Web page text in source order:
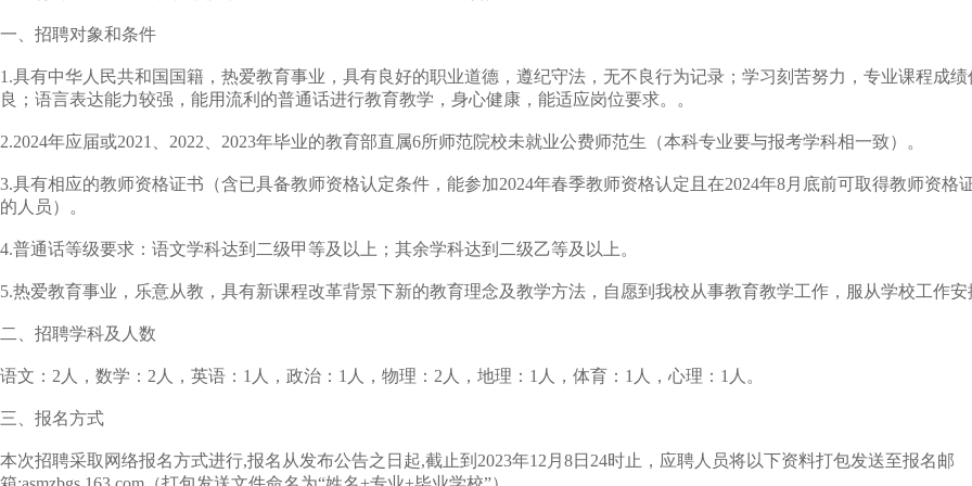
一、招聘对象和条件
1.具有中华人民共和国国籍，热爱教育事业，具有良好的职业道德，遵纪守法，无不良行为记录；学习刻苦努力，专业课程成绩
良；语言表达能力较强，能用流利的普通话进行教育教学，身心健康，能适应岗位要求。。
2.2024年应届或2021、2022、2023年毕业的教育部直属6所师范院校未就业公费师范生（本科专业要与报考学科相一致）。
3.具有相应的教师资格证书（含已具备教师资格认定条件，能参加2024年春季教师资格认定且在2024年8月底前可取得教师资格
的人员）。
4.普通话等级要求：语文学科达到二级甲等及以上；其余学科达到二级乙等及以上。
5.热爱教育事业，乐意从教，具有新课程改革背景下新的教育理念及教学方法，自愿到我校从事教育教学工作，服从学校工作安
二、招聘学科及人数
语文：2人，数学：2人，英语：1人，政治：1人，物理：2人，地理：1人，体育：1人，心理：1人。
三、报名方式
本次招聘采取网络报名方式进行,报名从发布公告之日起,截止到2023年12月8日24时止，应聘人员将以下资料打包发送至报名邮